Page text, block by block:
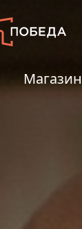
Магазин